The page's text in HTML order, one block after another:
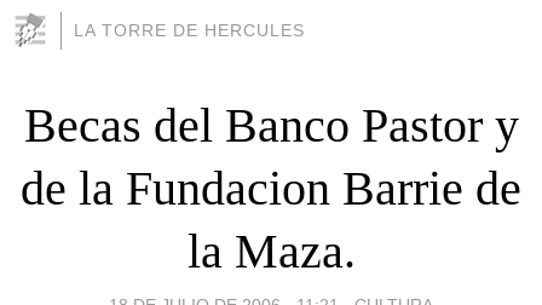
LA TORRE DE HERCULES
Becas del Banco Pastor y
de la Fundacion Barrie de
la Maza.